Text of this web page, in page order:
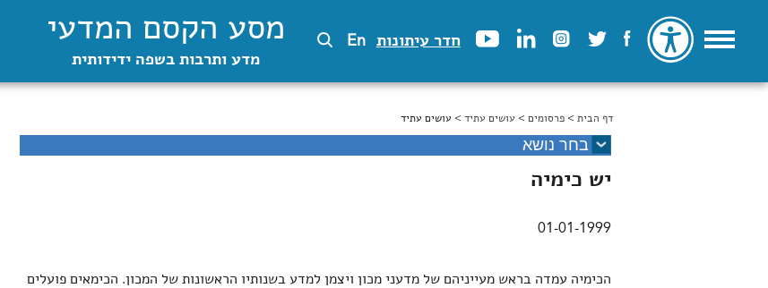
חדר עיתונות En מסע הקסם המדעי
מדע ותרבות בשפה ידידותית
הינך נמצא כאן
דף הבית >פרסומים > עושים עתיד > עושים עתיד
יש כימיה
01-01-1999
הכימיה עמדה בראש מעייניהם של מדעני מכון ויצמן למדע בשנותיו הראשונות של המכון. הכימאים פועלים